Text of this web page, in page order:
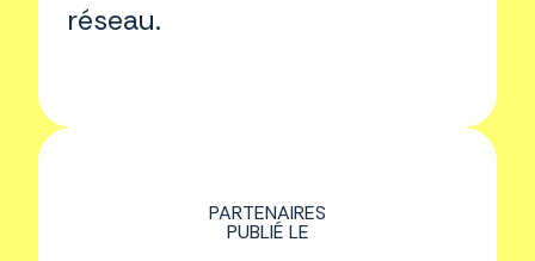
réseau.
PARTENAIRES
PUBLIÉ LE